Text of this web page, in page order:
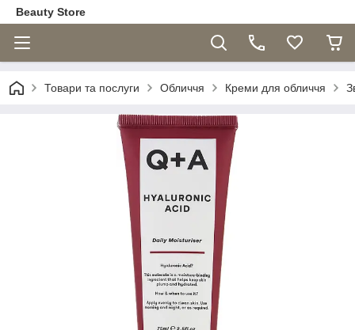
Beauty Store
Товари та послуги Обличчя Креми для обличчя